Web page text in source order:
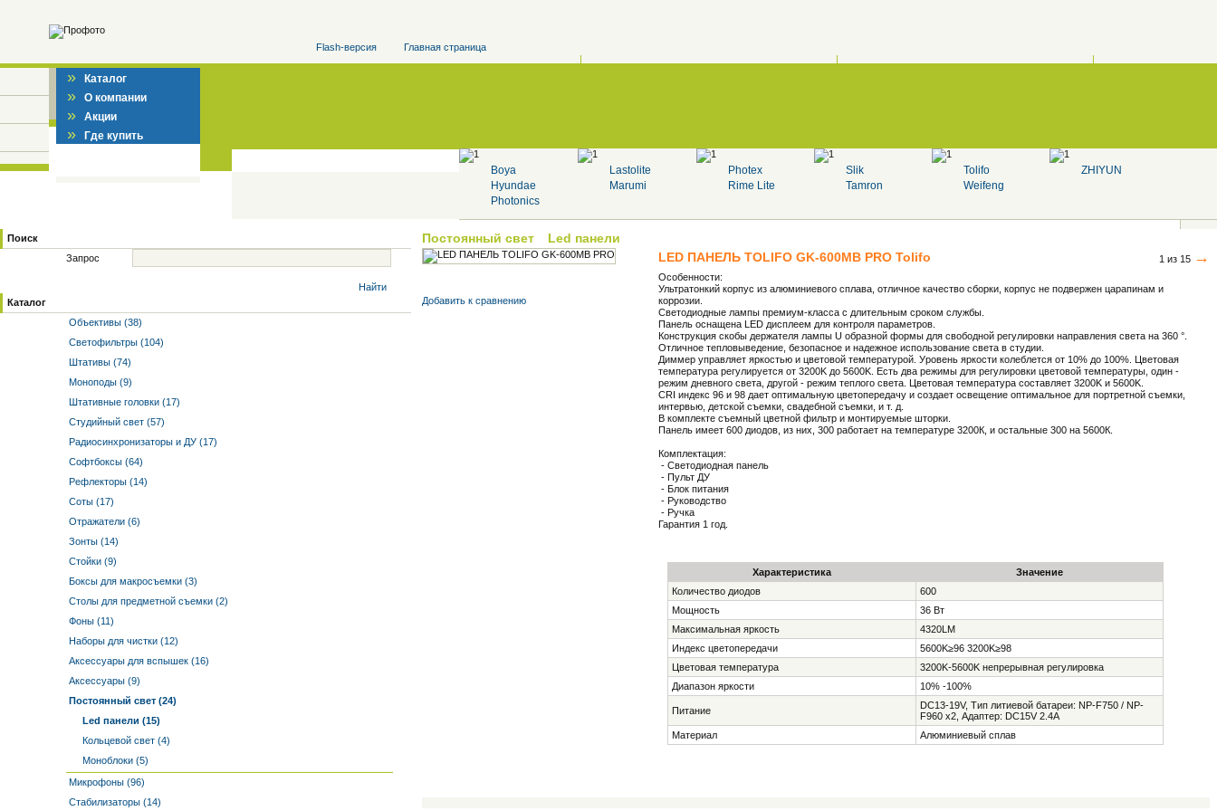
Flash-версия Главная страница
» Каталог
» О компании
» Акции
» Где купить
Boya
Hyundae
Photonics
Lastolite
Marumi
Photex
Rime Lite
Slik
Tamron
Tolifo
Weifeng
ZHIYUN
Поиск
Запрос
Найти
Каталог
Объективы (38)
Светофильтры (104)
Штативы (74)
Моноподы (9)
Штативные головки (17)
Студийный свет (57)
Радиосинхронизаторы и ДУ (17)
Софтбоксы (64)
Рефлекторы (14)
Соты (17)
Отражатели (6)
Зонты (14)
Стойки (9)
Боксы для макросъемки (3)
Столы для предметной съемки (2)
Фоны (11)
Наборы для чистки (12)
Аксессуары для вспышек (16)
Аксессуары (9)
Постоянный свет (24)
Led панели (15)
Кольцевой свет (4)
Моноблоки (5)
Микрофоны (96)
Стабилизаторы (14)
Постоянный свет Led панели
Добавить к cравнению
1 из 15 →
LED ПАНЕЛЬ TOLIFO GK-600MB PRO Tolifo
Особенности:
Ультратонкий корпус из алюминиевого сплава, отличное качество сборки, корпус не подвержен царапинам и
коррозии.
Светодиодные лампы премиум-класса с длительным сроком службы.
Панель оснащена LED дисплеем для контроля параметров.
Конструкция скобы держателя лампы U образной формы для свободной регулировки направления света на 360 °.
Отличное тепловыведение, безопасное и надежное использование света в студии.
Диммер управляет яркостью и цветовой температурой. Уровень яркости колеблется от 10% до 100%. Цветовая
температура регулируется от 3200K до 5600K. Есть два режимы для регулировки цветовой температуры, один -
режим дневного света, другой - режим теплого света. Цветовая температура составляет 3200K и 5600K.
CRI индекс 96 и 98 дает оптимальную цветопередачу и создает освещение оптимальное для портретной съемки,
интервью, детской съемки, свадебной съемки, и т. д.
В комплекте съемный цветной фильтр и монтируемые шторки.
Панель имеет 600 диодов, из них, 300 работает на температуре 3200К, и остальные 300 на 5600К.
Комплектация:
- Светодиодная панель
- Пульт ДУ
- Блок питания
- Руководство
- Ручка
Гарантия 1 год.
Характеристика
Значение
Количество диодов
600
Мощность
36 Вт
Максимальная яркость
4320LM
Индекс цветопередачи
5600K≥96 3200K≥98
Цветовая температура
3200K-5600K непрерывная регулировка
Диапазон яркости
10% -100%
Питание
DC13-19V, Тип литиевой батареи: NP-F750 / NP-
F960 x2, Адаптер: DC15V 2.4A
Материал
Алюминиевый сплав